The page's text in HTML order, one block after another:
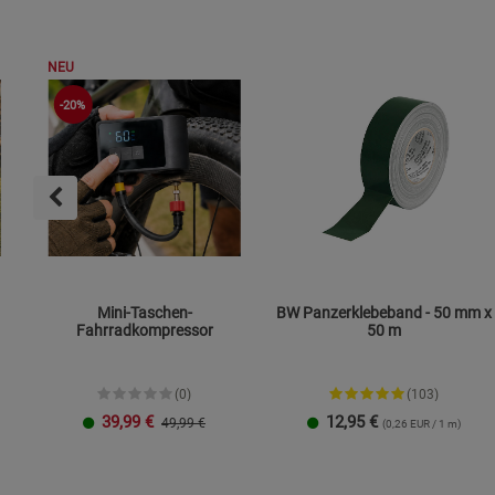
NEU
-20%
Mini-Taschen-
Fahrradkompressor
(0)
39,99 € 49,99 €
BW Panzerklebeband - 50 mm x
50 m
(103)
12,95 € (0,26 EUR / 1 m)